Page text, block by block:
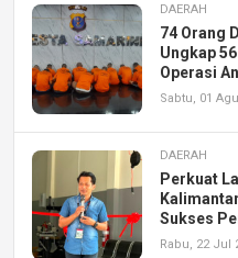
DAERAH
74 Orang
Ungkap
Operasi
Sabtu, 01
DAERAH
Perkuat
Sukses
Rabu, 22 Jul